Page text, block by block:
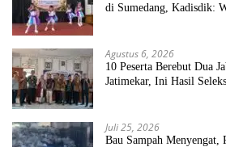
di Sumedang, Kadisdik:
Agustus 6, 2026
10 Peserta Berebut Dua
Jatimekar, Ini Hasil
Juli 25, 2026
Bau Sampah Menyengat,